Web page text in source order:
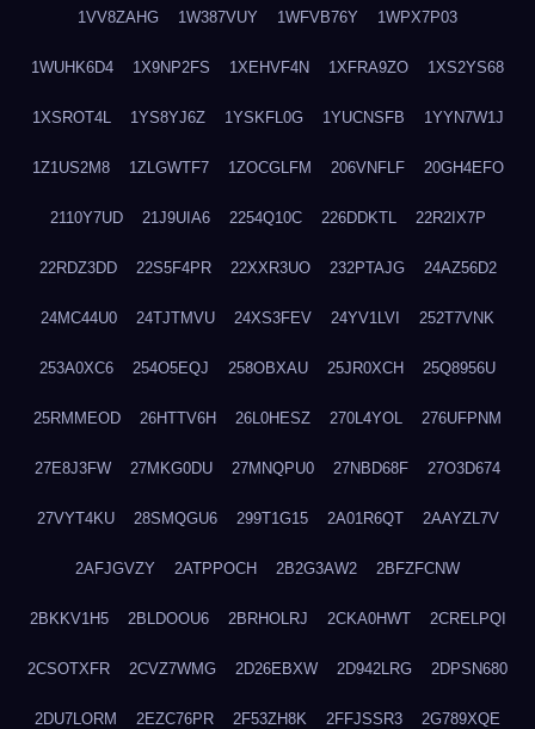
1VV8ZAHG 1W387VUY 1WFVB76Y 1WPX7P03
1WUHK6D4 1X9NP2FS 1XEHVF4N 1XFRA9ZO 1XS2YS68
1XSROT4L 1YS8YJ6Z 1YSKFL0G 1YUCNSFB 1YYN7W1J
1Z1US2M8 1ZLGWTF7 1ZOCGLFM 206VNFLF 20GH4EFO
2110Y7UD 21J9UIA6 2254Q10C 226DDKTL 22R2IX7P
22RDZ3DD 22S5F4PR 22XXR3UO 232PTAJG 24AZ56D2
24MC44U0 24TJTMVU 24XS3FEV 24YV1LVI 252T7VNK
253A0XC6 254O5EQJ 258OBXAU 25JR0XCH 25Q8956U
25RMMEOD 26HTTV6H 26L0HESZ 270L4YOL 276UFPNM
27E8J3FW 27MKG0DU 27MNQPU0 27NBD68F 27O3D674
27VYT4KU 28SMQGU6 299T1G15 2A01R6QT 2AAYZL7V
2AFJGVZY 2ATPPOCH 2B2G3AW2 2BFZFCNW
2BKKV1H5 2BLDOOU6 2BRHOLRJ 2CKA0HWT 2CRELPQI
2CSOTXFR 2CVZ7WMG 2D26EBXW 2D942LRG 2DPSN680
2DU7LORM 2EZC76PR 2F53ZH8K 2FFJSSR3 2G789XQE